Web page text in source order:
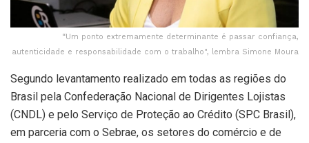
“Um ponto extremamente determinante é passar confiança,
autenticidade e responsabilidade com o trabalho", lembra Simone Moura
Segundo levantamento realizado em todas as regiões do
Brasil pela Confederação Nacional de Dirigentes Lojistas
(CNDL) e pelo Serviço de Proteção ao Crédito (SPC Brasil),
em parceria com o Sebrae, os setores do comércio e de